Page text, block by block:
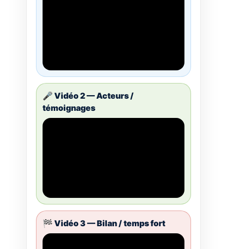
🎤 Vidéo 2 — Acteurs /
témoignages
🏁 Vidéo 3 — Bilan / temps fort